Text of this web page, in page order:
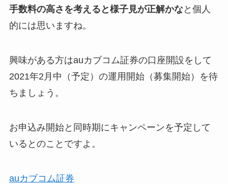
手数料の高さを考えると様子見が正解かなと個人
的には思いますね。
興味がある方はauカブコム証券の口座開設をして
2021年2月中（予定）の運用開始（募集開始）を待
ちましょう。
お申込み開始と同時期にキャンペーンを予定して
いるとのことですよ。
auカブコム証券